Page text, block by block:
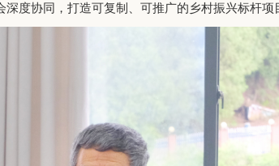
度协同，打造可复制、可推广的乡村振兴标杆项